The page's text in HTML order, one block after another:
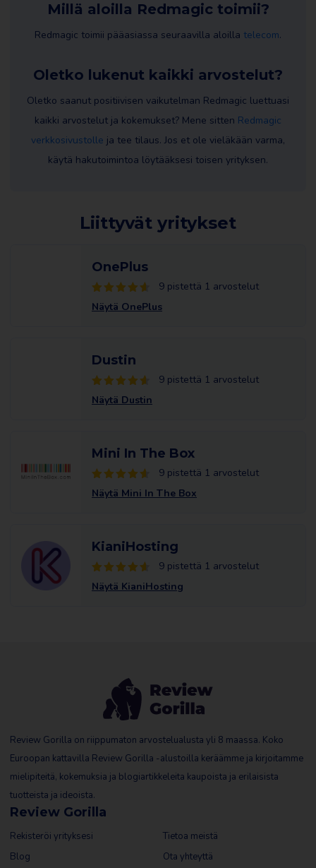
Millä aloilla Redmagic toimii?
Redmagic toimii pääasiassa seuraavilla aloilla telecom.
Oletko lukenut kaikki arvostelut?
Oletko saanut positiivisen vaikutelman Redmagic luettuasi
kaikki arvostelut ja kokemukset? Mene sitten Redmagic
verkkosivustolle ja tee tilaus. Jos et ole vieläkään varma,
käytä hakutoimintoa löytääksesi toisen yrityksen.
Liittyvät yritykset
OnePlus
9 pistettä 1 arvostelut
Näytä OnePlus
Dustin
9 pistettä 1 arvostelut
Näytä Dustin
Mini In The Box
9 pistettä 1 arvostelut
Näytä Mini In The Box
KianiHosting
9 pistettä 1 arvostelut
Näytä KianiHosting
Review Gorilla on riippumaton arvostelualusta yli 8 maassa. Koko
Euroopan kattavilla Review Gorilla -alustoilla keräämme ja kirjoitamme
mielipiteitä, kokemuksia ja blogiartikkeleita kaupoista ja erilaisista
tuotteista ja ideoista.
Review Gorilla
Rekisteröi yrityksesi
Blog
Tietoa meistä
Ota yhteyttä